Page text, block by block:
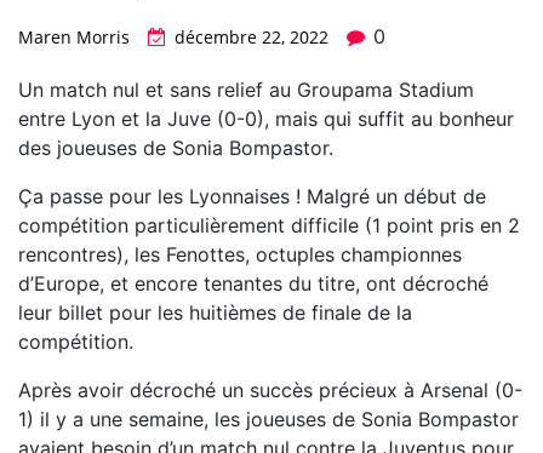
Maren Morris décembre 22, 2022 0
Un match nul et sans relief au Groupama Stadium
entre Lyon et la Juve (0-0), mais qui suffit au bonheur
des joueuses de Sonia Bompastor.
Ça passe pour les Lyonnaises ! Malgré un début de
compétition particulièrement difficile (1 point pris en 2
rencontres), les Fenottes, octuples championnes
d’Europe, et encore tenantes du titre, ont décroché
leur billet pour les huitièmes de finale de la
compétition.
Après avoir décroché un succès précieux à Arsenal (0-
1) il y a une semaine, les joueuses de Sonia Bompastor